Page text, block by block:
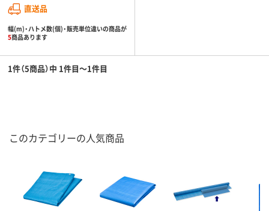
直送品
幅(m)・ハトメ数(個)・販売単位違いの商品が
5商品あります
1件（5商品）中 1件目～1件目
このカテゴリーの人気商品